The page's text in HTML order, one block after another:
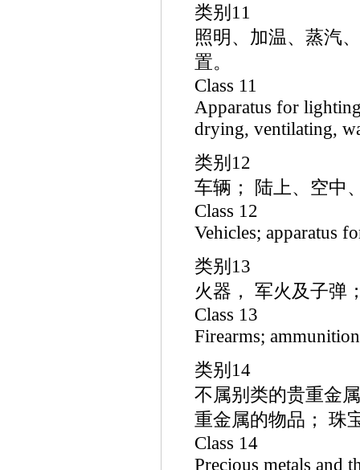
类别11
照明、加温、蒸汽
置。
Class 11
Apparatus for
drying, ventilating,
类别12
车辆； 陆上、空中
Class 12
Vehicles; apparatus
类别13
火器， 军火及子弹
Class 13
Firearms;
类别14
不属别类的贵重金
重金属的物品； 珠
Class 14
Precious metals and